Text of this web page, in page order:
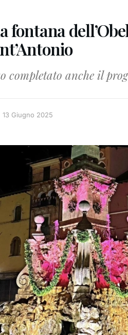
fontana
completato anche il
13 Giugno 2025